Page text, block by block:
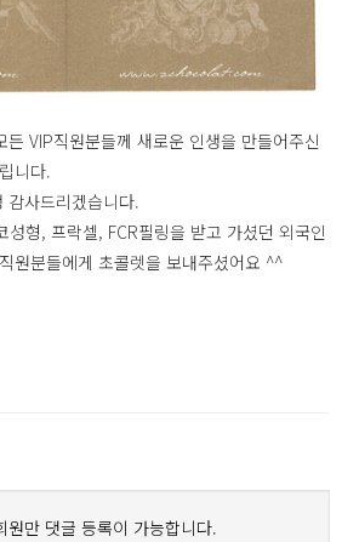
VIP직원분들께 새로운 인생을 만들어주신
니다.
감사드리겠습니다.
형, 프락셀, FCR필링을 받고 가셨던 외국인
원분들에게 초콜렛을 보내주셨어요 ^^
원만 댓글 등록이 가능합니다.